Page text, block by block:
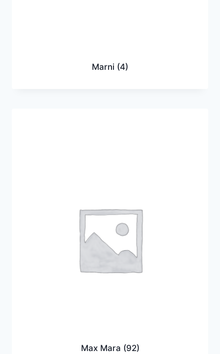
Marni (4)
Max Mara (92)